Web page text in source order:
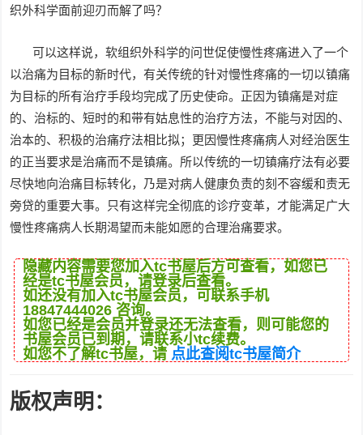
织外科学面前迎刃而解了吗？
可以这样说，软组织外科学的问世促使慢性疼痛进入了一个
以治痛为目标的新时代，有关传统的针对慢性疼痛的一切以镇痛
为目标的所有治疗手段均完成了历史使命。正因为镇痛是对症
的、治标的、短时的和带有姑息性的治疗方法，不能与对因的、
治本的、积极的治痛疗法相比拟；更因慢性疼痛病人对经治医生
的正当要求是治痛而不是镇痛。所以传统的一切镇痛疗法有必要
尽快地向治痛目标转化，乃是对病人健康负责的刻不容缓和责无
旁贷的重要大事。只有这样完全彻底的诊疗变革，才能满足广大
慢性疼痛病人长期渴望而未能如愿的合理治痛要求。
隐藏内容需要您加入tc书屋后方可查看，如您已
经是tc书屋会员，请登录后查看。
如还没有加入tc书屋会员，可联系手机
18847444026 咨询。
如您已经是会员并登录还无法查看，则可能您的
书屋会员已到期，请联系小tc续费。
如您不了解tc书屋，请 点此查阅tc书屋简介
版权声明：